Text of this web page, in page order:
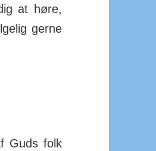
at høre,
gerne
Guds folk